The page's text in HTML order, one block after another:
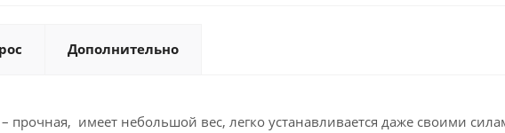
Дополнительно
имеет небольшой вес, легко устанавливается даже своими